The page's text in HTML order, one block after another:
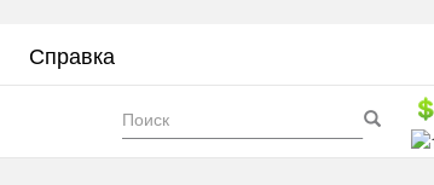
Справка
Форма
поиска Поиск